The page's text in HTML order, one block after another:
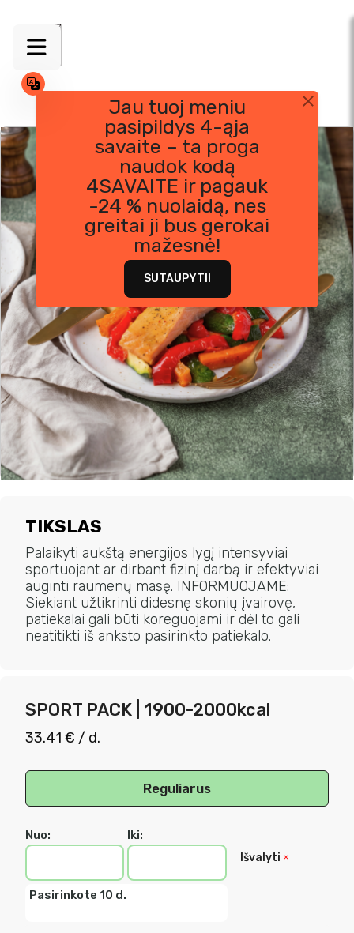
Skip
to
content
Jau tuoj meniu
pasipildys 4-ąja
savaite – ta proga
naudok kodą
4SAVAITE ir pagauk
-24 % nuolaidą, nes
greitai ji bus gerokai
mažesnė!
SUTAUPYTI!
TIKSLAS
Palaikyti aukštą energijos lygį intensyviai
sportuojant ar dirbant fizinį darbą ir efektyviai
auginti raumenų masę. INFORMUOJAME:
Siekiant užtikrinti didesnę skonių įvairovę,
patiekalai gali būti koreguojami ir dėl to gali
neatitikti iš anksto pasirinkto patiekalo.
SPORT PACK | 1900-2000kcal
33.41 € / d.
Reguliarus
Nuo: Iki:
Išvalyti
Pasirinkote 10 d.